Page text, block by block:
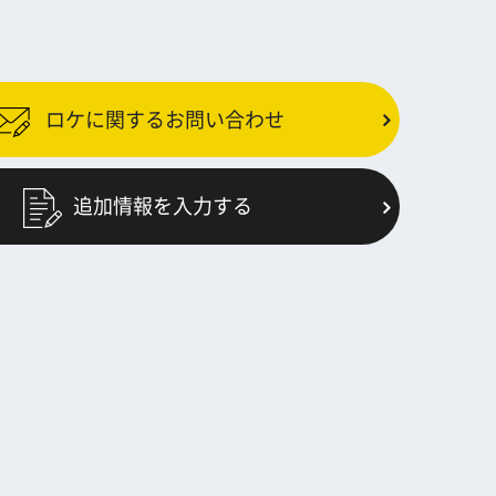
ロケに関するお問い合わせ
追加情報を入力する